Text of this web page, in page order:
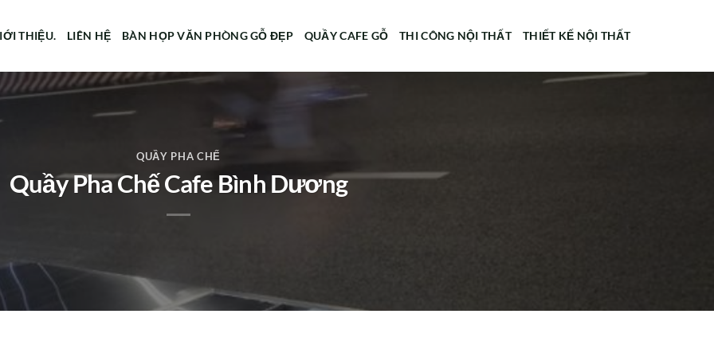
THIỆU. LIÊN HỆ BÀN HỌP VĂN PHÒNG GỖ ĐẸP QUẦY CAFE GỖ THI CÔNG NỘI THẤT THIẾT KẾ NỘI THẤT
QUẦY PHA CHẾ
Quầy Pha Chế Cafe Bình Dương